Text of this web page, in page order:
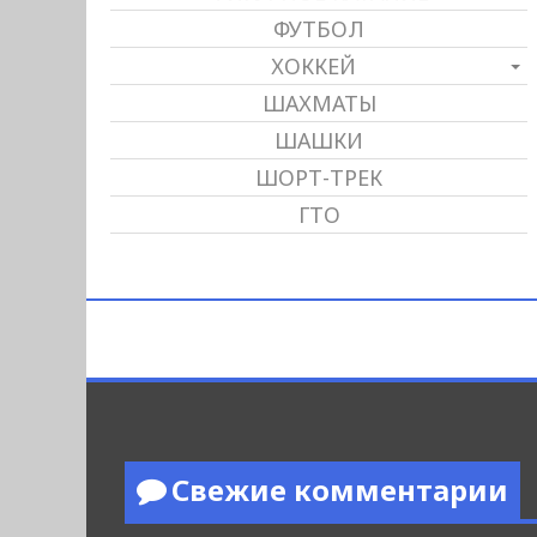
ФУТБОЛ
ХОККЕЙ
ШАХМАТЫ
ШАШКИ
ШОРТ-ТРЕК
ГТО
Свежие комментарии